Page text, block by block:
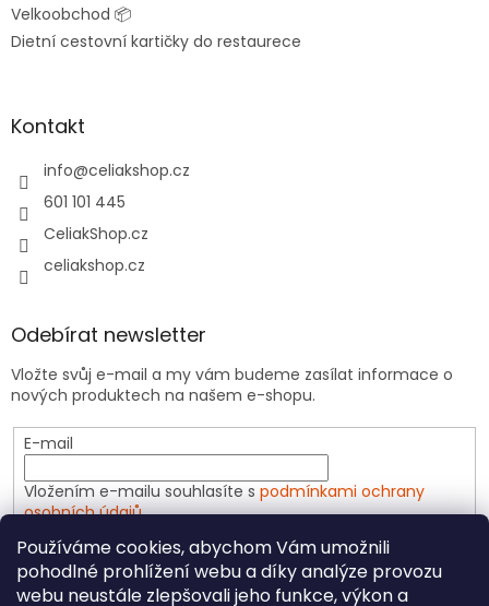
Používáme cookies, abychom Vám umožnili
pohodlné prohlížení webu a díky analýze provozu
webu neustále zlepšovali jeho funkce, výkon a
Velkoobchod 📦
Dietní cestovní kartičky do restaurece
Kontakt
info@celiakshop.cz
601 101 445
CeliakShop.cz
celiakshop.cz
Odebírat newsletter
Vložte svůj e-mail a my vám budeme zasílat informace o
nových produktech na našem e-shopu.
E-mail
Vložením e-mailu souhlasíte s podmínkami ochrany
osobních údajů
PŘIHLÁSIT SE